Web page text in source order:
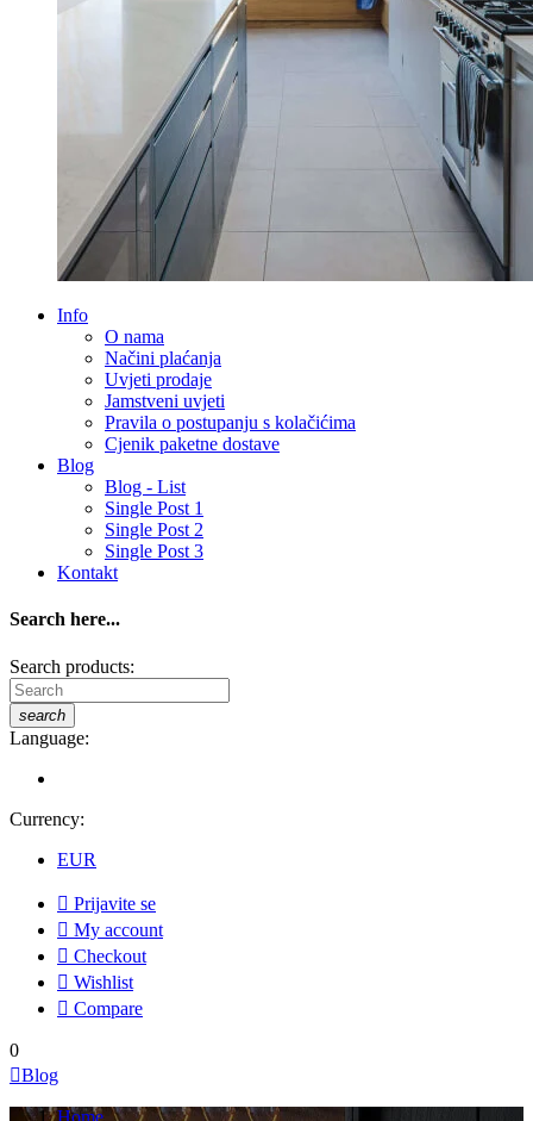
Info
O nama
Načini plaćanja
Uvjeti prodaje
Jamstveni uvjeti
Pravila o postupanju s kolačićima
Cjenik paketne dostave
Blog
Blog - List
Single Post 1
Single Post 2
Single Post 3
Kontakt
Search here...
Search products:
search
Language:
Currency:
EUR
 Prijavite se
 My account
 Checkout
 Wishlist
 Compare
0
Blog
Home